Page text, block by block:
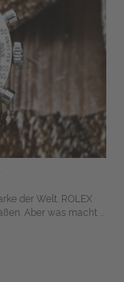
der Welt. ROLEX
Aber was macht ...